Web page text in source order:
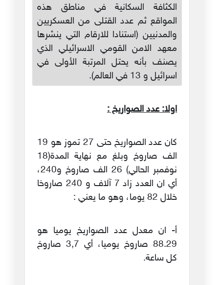
الكثافة السكانية في مناطق هذه
المواقع ثم عدد القتلى من العسكريين
والمدنيين (استنادا للارقام التي ينشرها
معهد الامن القومي الاسرائيلي الذي
يصنف بأنه يحتل المرتبة الأولى في
اسرائيل و 13 في العالم).
اولا: عدد الصواريخ :
كان عدد الصواريخ حتى 27 تموز هو 19
الف صاروخ وبلغ مع نهاية المدة(18
نوفمبر الحالي) 26 الف صاروخ و240،
أي ان العدد زاد 7 آلاف و 240 صاروخا
خلال 82 يوما، وهو ما يعني :
أ‌- ان معدل عدد الصواريخ يوميا هو
88.29 صاروخ يوميا، أي 3,7 صاروخ
كل ساعة.